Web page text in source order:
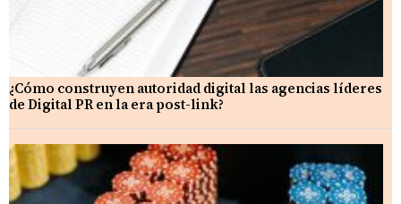
¿Cómo construyen autoridad digital las agencias líderes
de Digital PR en la era post-link?